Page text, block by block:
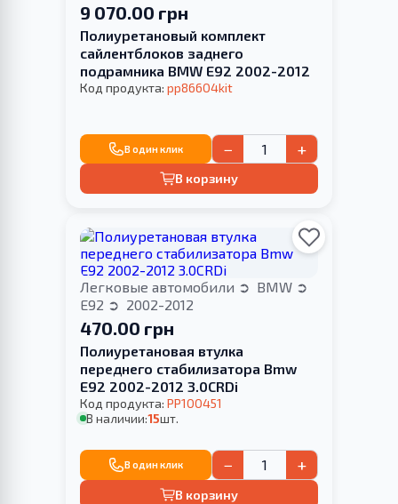
9 070.00 грн
Полиуретановый комплект
сайлентблоков заднего
подрамника BMW E92 2002-2012
Код продукта: pp86604kit
В один клик − +
В корзину
Легковые автомобили
BMW
E92
2002-2012
470.00 грн
Полиуретановая втулка
переднего стабилизатора Bmw
E92 2002-2012 3.0CRDi
Код продукта: PP100451
В наличии:15шт.
В один клик − +
В корзину